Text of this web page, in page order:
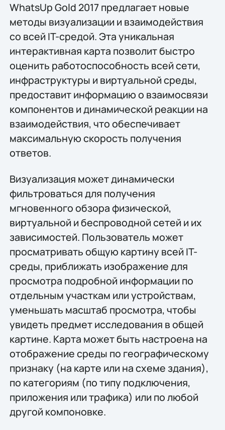
WhatsUp Gold 2017 предлагает новые
методы визуализации и взаимодействия
со всей IT-средой. Эта уникальная
интерактивная карта позволит быстро
оценить работоспособность всей сети,
инфраструктуры и виртуальной среды,
предоставит информацию о взаимосвязи
компонентов и динамической реакции на
взаимодействия, что обеспечивает
максимальную скорость получения
ответов.
Визуализация может динамически
фильтроваться для получения
мгновенного обзора физической,
виртуальной и беспроводной сетей и их
зависимостей. Пользователь может
просматривать общую картину всей IT-
среды, приближать изображение для
просмотра подробной информации по
отдельным участкам или устройствам,
уменьшать масштаб просмотра, чтобы
увидеть предмет исследования в общей
картине. Карта может быть настроена на
отображение среды по географическому
признаку (на карте или на схеме здания),
по категориям (по типу подключения,
приложения или трафика) или по любой
другой компоновке.